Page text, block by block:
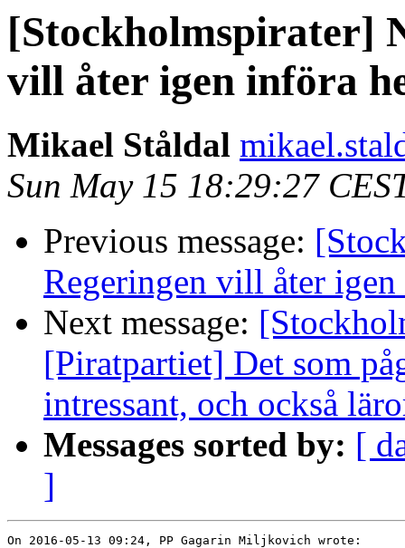
[Stockholmspirater]
vill åter igen införa
Mikael Ståldal
Sun May 15 18:29:27
Previous message:
Regeringen vill åter
Next message:
[Piratpartiet] Det som
intressant, och också
Messages sorted by: [
]
On 2016-05-13 09:24, PP Gagarin Miljkovich wrote: